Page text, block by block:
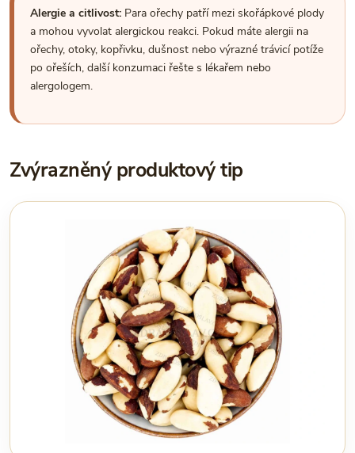
Alergie a citlivost: Para ořechy patří mezi skořápkové plody
a mohou vyvolat alergickou reakci. Pokud máte alergii na
ořechy, otoky, kopřivku, dušnost nebo výrazné trávicí potíže
po ořeších, další konzumaci řešte s lékařem nebo
alergologem.
Zvýrazněný produktový tip